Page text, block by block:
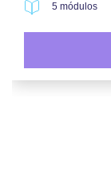
5 módulos